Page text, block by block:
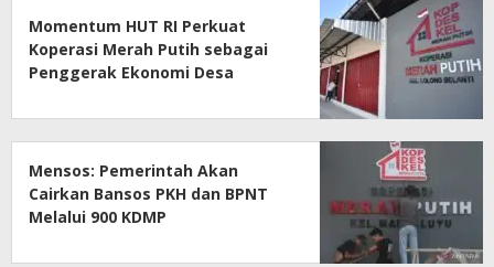
Momentum HUT RI Perkuat
Koperasi Merah Putih sebagai
Penggerak Ekonomi Desa
Mensos: Pemerintah Akan
Cairkan Bansos PKH dan BPNT
Melalui 900 KDMP